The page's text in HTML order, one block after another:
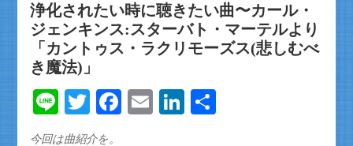
浄化されたい時に聴きたい曲〜カール・
ジェンキンス:スターバト・マーテルより
「カントゥス・ラクリモーズス(悲しむべ
き魔法)」
LineTwitterFacebook
EmailLinkedIn
今回は曲紹介を。